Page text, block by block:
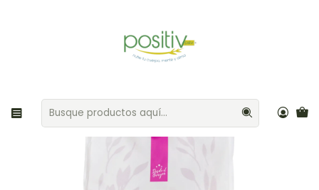
Cereales / Semillas
Avena Integral Orgánica 750gr Manare